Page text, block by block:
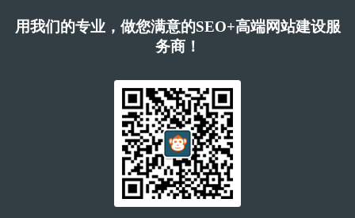
用我们的专业，做您满意的SEO+高端网站建设服
务商！